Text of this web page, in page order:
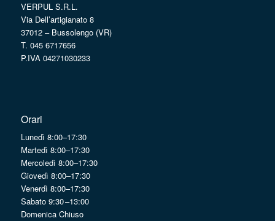
VERPUL S.R.L.
Via Dell’artigianato 8
37012 – Bussolengo (VR)
T. 045 6717656
P.IVA 04271030233
Orari
Lunedì 8:00–17:30
Martedì 8:00–17:30
Mercoledì 8:00–17:30
Giovedì 8:00–17:30
Venerdì 8:00–17:30
Sabato 9:30 –13:00
Domenica Chiuso